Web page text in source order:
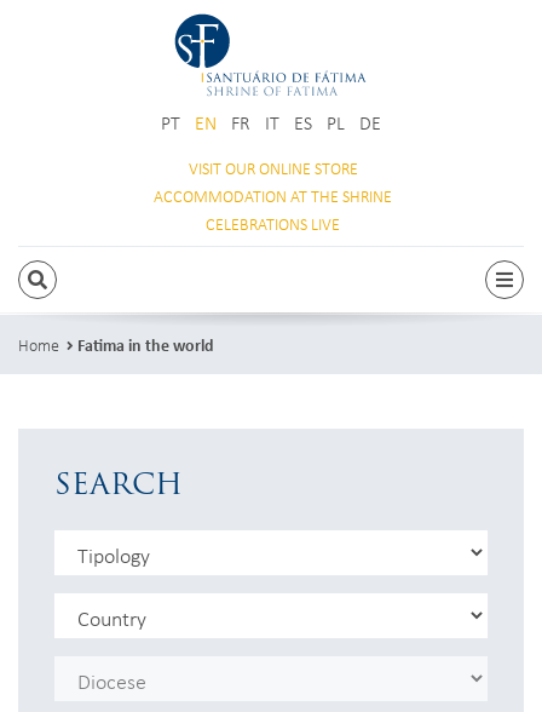
PT EN FR IT ES PL DE
VISIT OURONLINE STORE
ACCOMMODATION AT THE SHRINE
CELEBRATIONS LIVE
SEARCH
Home Fatima in the world
SEARCH